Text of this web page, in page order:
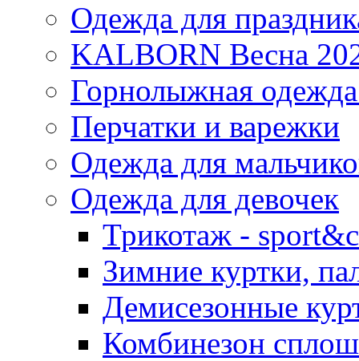
Одежда для
KALBORN Весна
Горнолыжная
Перчатки и варежки
Одежда для
Одежда для девочек
Трикотаж -
Зимние куртки,
Демисезонные
Комбинезон